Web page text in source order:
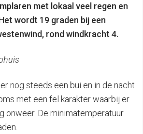
met lokaal veel regen en
wordt 19 graden bij een
rond windkracht 4.
nog steeds een bui en in de nacht
met een fel karakter waarbij er
onweer. De minimatemperatuur